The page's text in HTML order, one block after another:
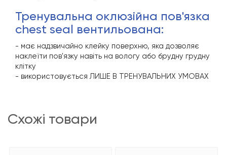
тренувальна оклюзійна пов'язка
chest seal вентильована:
- має надзвичайно клейку поверхню, яка дозволяє
наклеїти пов'язку навіть на вологу або брудну грудну
клітку
- використовується ЛИШЕ В ТРЕНУВАЛЬНИХ УМОВАХ
схожі товари